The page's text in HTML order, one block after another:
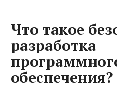
Что такое
разработка
обеспечения?